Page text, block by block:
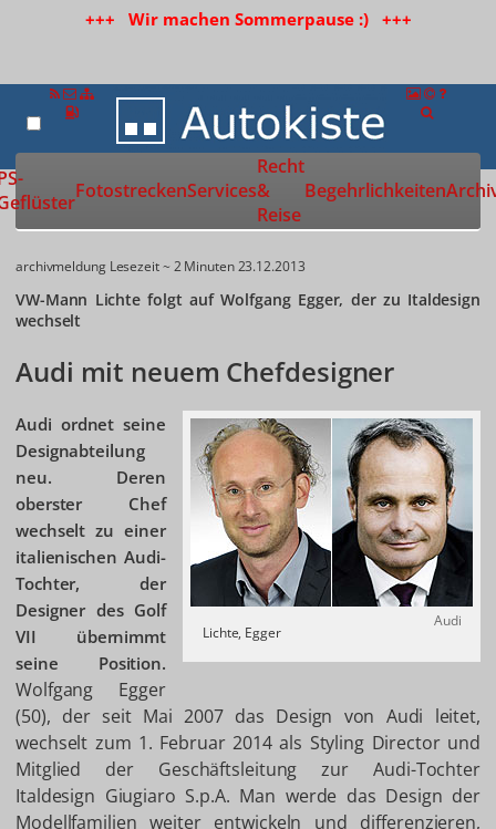
+++ Wir machen Sommerpause :) +++
Zur Startseite
FotostreckenServices
Recht
&
Reise
Begehrlichkeiten
archivmeldung Lesezeit ~ 2 Minuten23.12.2013
VW-Mann Lichte folgt auf Wolfgang Egger, der zu Italdesign
wechselt
Audi mit neuem Chefdesigner
Audi
Lichte, Egger
Audi ordnet seine
Designabteilung
neu. Deren
oberster Chef
wechselt zu einer
italienischen Audi-
Tochter, der
Designer des Golf
VII übernimmt
seine Position.
Wolfgang Egger
(50), der seit Mai 2007 das Design von Audi leitet,
wechselt zum 1. Februar 2014 als Styling Director und
Mitglied der Geschäftsleitung zur Audi-Tochter
Italdesign Giugiaro S.p.A. Man werde das Design der
Modellfamilien weiter entwickeln und differenzieren,